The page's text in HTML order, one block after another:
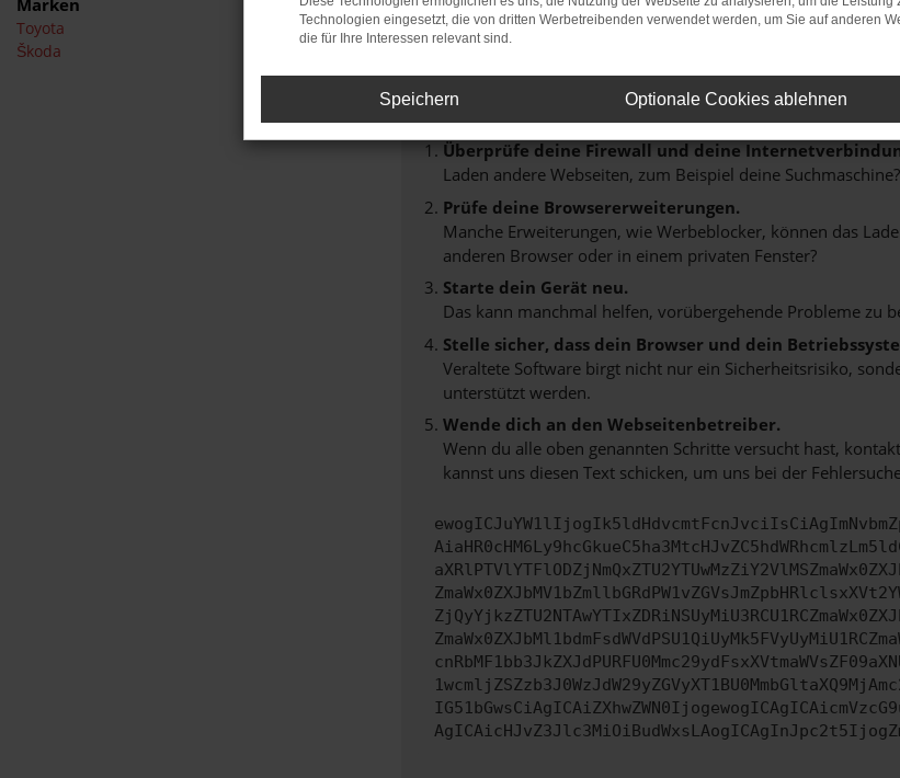
Marken
Toyota
Škoda
FEHLER: NETWORK ERROR
Hier sind ein paar Tipps, die dir helfen können:
Überprüfe deine Firewall und deine
Laden andere Webseiten, zum Beispiel deine Suchmaschine?
Prüfe deine Browsererweiterungen.
Manche Erweiterungen, wie Werbeblocker, können das
anderen Browser oder in einem privaten Fenster?
Starte dein Gerät neu.
Das kann manchmal helfen, vorübergehende Probleme zu
Stelle sicher, dass dein Browser und dein
Veraltete Software birgt nicht nur ein Sicherheitsrisiko,
unterstützt werden.
Wende dich an den Webseitenbetreiber.
Wenn du alle oben genannten Schritte versucht hast,
kannst uns diesen Text schicken, um uns bei der
Technologien eingesetzt, die von dritten Werbetreibenden verwendet werden, um Sie auf anderen
die für Ihre Interessen relevant sind.
Speichern Optionale Cookies ablehnen